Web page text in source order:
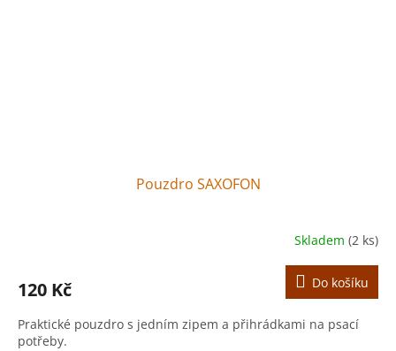
Pouzdro SAXOFON
Skladem (2 ks)
120 Kč Do košíku
Praktické pouzdro s jedním zipem a přihrádkami na psací
potřeby.